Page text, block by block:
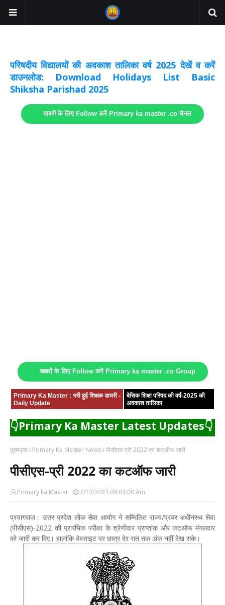
परिषदीय विद्यालयों की अवकाश तालिका वर्ष 2025 देखें व करें
डाउनलोड: Download Holidays List Basic
Shiksha Parishad 2025
खबरों के लिए Follow करें Primary ka master .co चैनल
खबरों के लिए Follow करें Primary ka master .co Group
Primary Ka Master : भरी हुई शिक्षक डायरी -
Daily Update
बेसिक शिक्षा परिषद की वर्ष-2025 की
अवकाश तालिका
👇Primary Ka Master Latest Updates👇
मुख्यपृष्ठ Primary Ka Master News पीसीएस-प्री 2022 का कटऑफ जारी
पीसीएस-प्री 2022 का कटऑफ जारी
Primary ka Master 7/13/2023 09:04:00 Am
प्रयागराज। उत्तर प्रदेश लोक सेवा आयोग ने सम्मिलित राज्य/प्रवर अधीनस्थ सेवा
(पीसीएस)-2022 की प्रारंभिक परीक्षा के श्रेणीवार प्राप्तांक और कटऑफ मंगलवार
को जारी कर दिए। हालांकि वेबसाइट पर छात्र देर रात तक अंक नहीं देख सके।